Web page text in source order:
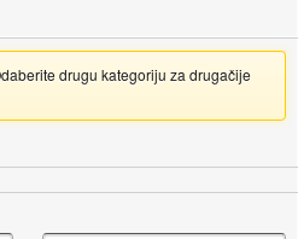
drugu kategoriju za drugačije